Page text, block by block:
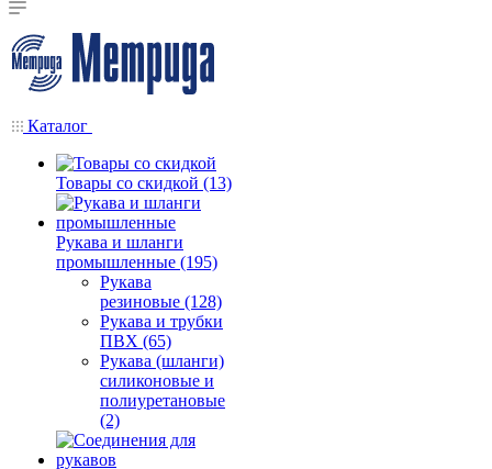
Каталог
Товары со скидкой (13)
Рукава и шланги
промышленные (195)
Рукава
резиновые (128)
Рукава и трубки
ПВХ (65)
Рукава (шланги)
силиконовые и
полиуретановые
(2)